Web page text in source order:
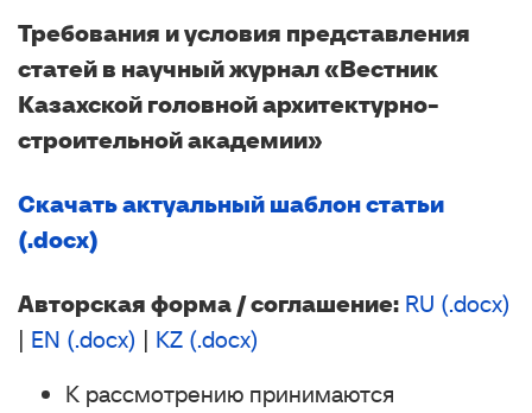
Требования и условия представления
статей в научный журнал «Вестник
Казахской головной архитектурно-
строительной академии»
Скачать актуальный шаблон статьи
(.docx)
Авторская форма / соглашение: RU (.docx)
| EN (.docx) | KZ (.docx)
К рассмотрению принимаются